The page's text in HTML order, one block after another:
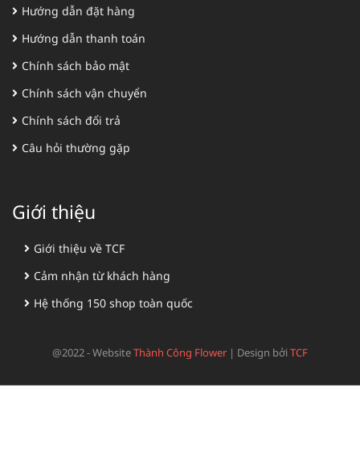
Hướng dẫn đặt hàng
Hướng dẫn thanh toán
Chính sách bảo mật
Chính sách vận chuyển
Chính sách đổi trả
Câu hỏi thường gặp
Giới thiệu
Giới thiệu về TCF
Cảm nhận từ khách hàng
Hệ thống 150 shop toàn quốc
@2022 - WebsiteThành Công Flower | Design bởiTCF